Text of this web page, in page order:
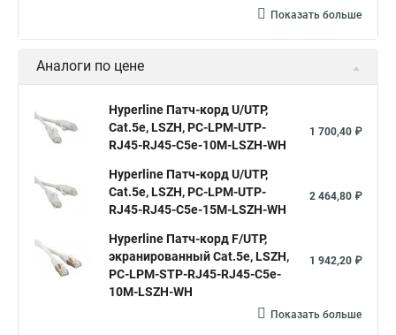
Показать больше
Аналоги по цене
Hyperline Патч-корд U/UTP,
Cat.5e, LSZH, PC-LPM-UTP-
RJ45-RJ45-C5e-10M-LSZH-WH
1 700,40 ₽
Hyperline Патч-корд U/UTP,
Cat.5е, LSZH, PC-LPM-UTP-
RJ45-RJ45-C5e-15M-LSZH-WH
2 464,80 ₽
Hyperline Патч-корд F/UTP,
экранированный Cat.5e, LSZH,
PC-LPM-STP-RJ45-RJ45-C5e-
10M-LSZH-WH
1 942,20 ₽
Показать больше